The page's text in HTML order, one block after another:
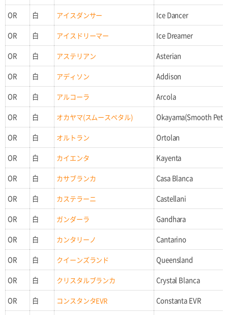
OR 白 アイスダンサー Ice Dancer
OR 白 アイスドリーマー Ice Dreamer
OR 白 アステリアン Asterian
OR 白 アディソン Addison
OR 白 アルコーラ Arcola
OR 白 オカヤマ(スムースペタル) Okayama(Smooth
OR 白 オルトラン Ortolan
OR 白 カイエンタ Kayenta
OR 白 カサブランカ Casa Blanca
OR 白 カステラーニ Castellani
OR 白 ガンダーラ Gandhara
OR 白 カンタリーノ Cantarino
OR 白 クイーンズランド Queensland
OR 白 クリスタルブランカ Crystal Blanca
OR 白 コンスタンタEVR Constanta EVR